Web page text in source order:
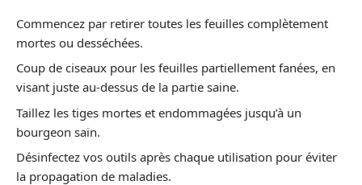
Commencez par retirer toutes les feuilles complètement
mortes ou desséchées.
Coup de ciseaux pour les feuilles partiellement fanées, en
visant juste au-dessus de la partie saine.
Taillez les tiges mortes et endommagées jusqu’à un
bourgeon sain.
Désinfectez vos outils après chaque utilisation pour éviter
la propagation de maladies.